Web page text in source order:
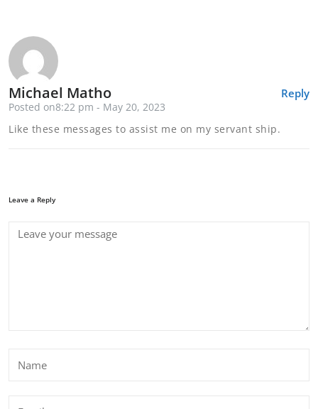
Reply
Michael Matho
Posted on8:22 pm - May 20, 2023
Like these messages to assist me on my servant ship.
Leave a Reply